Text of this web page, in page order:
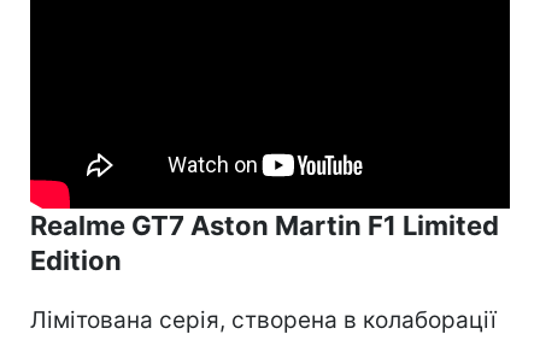
Realme GT7 Aston Martin F1 Limited
Edition
Лімітована серія, створена в колаборації